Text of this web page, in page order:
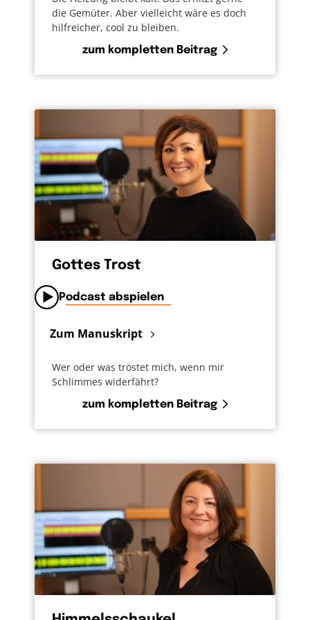
die Gemüter. Aber vielleicht wäre es doch
hilfreicher, cool zu bleiben.
zum kompletten Beitrag
Gottes Trost
Podcast abspielen
Zum Manuskript
Wer oder was tröstet mich, wenn mir
Schlimmes widerfährt?
zum kompletten Beitrag